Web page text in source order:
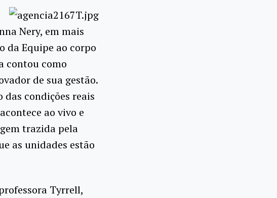
Nery, em mais
da Equipe ao corpo
contou como
de sua gestão.
condições reais
ao vivo e
trazida pela
as unidades estão
Tyrrell,